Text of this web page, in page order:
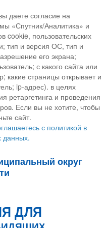
даете согласие на
«Спутник/Аналитика» и
cookie, пользовательских
тип и версия ОС, тип и
его экрана;
с какого сайта или
какие страницы открывает и
ip-адрес). в целях
ретаргетинга и проведения
Если вы не хотите, чтобы
сайт.
с политикой в
данных.